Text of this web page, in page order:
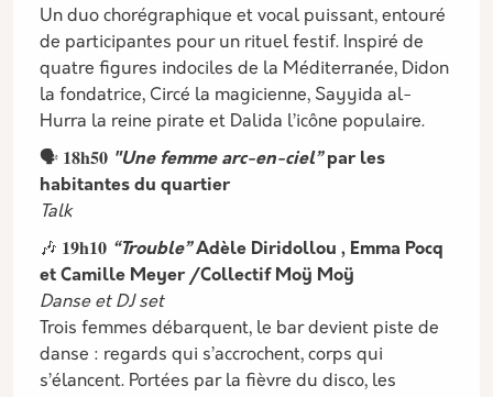
Un duo chorégraphique et vocal puissant, entouré
de participantes pour un rituel festif. Inspiré de
quatre figures indociles de la Méditerranée, Didon
la fondatrice, Circé la magicienne, Sayyida al-
Hurra la reine pirate et Dalida l’icône populaire.
🗣️ 𝟏𝟖𝐡𝟓𝟎 "Une femme arc-en-ciel”par les
habitantes du quartier
Talk
🎶 𝟏𝟗𝐡𝟏𝟎 “Trouble”Adèle Diridollou , Emma Pocq
et Camille Meyer /Collectif Moÿ Moÿ
Danse et DJ set
Trois femmes débarquent, le bar devient piste de
danse : regards qui s’accrochent, corps qui
s’élancent. Portées par la fièvre du disco, les